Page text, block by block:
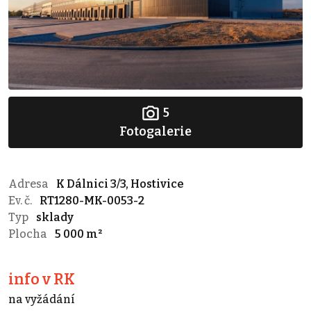
5
Fotogalerie
Adresa
K Dálnici 3/3, Hostivice
Ev. č.
RT1280-MK-0053-2
Typ
sklady
Plocha
5 000 m²
info v RK
na vyžádání